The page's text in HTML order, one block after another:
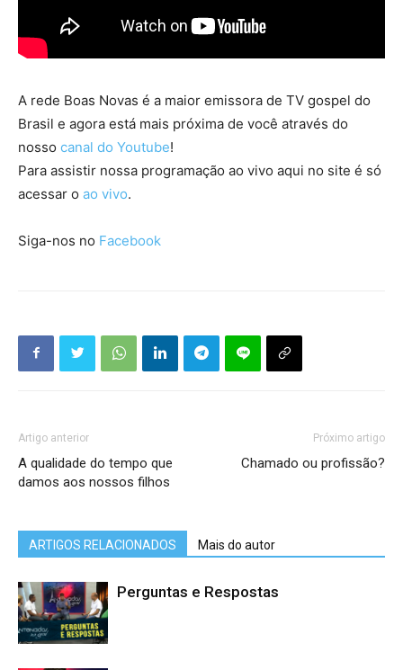
A rede Boas Novas é a maior emissora de TV gospel do
Brasil e agora está mais próxima de você através do
nosso canal do Youtube!
Para assistir nossa programação ao vivo aqui no site é só
acessar o ao vivo.
Siga-nos no Facebook
Artigo anterior
A qualidade do tempo que
damos aos nossos filhos
Próximo artigo
Chamado ou profissão?
ARTIGOS RELACIONADOS Mais do autor
Perguntas e Respostas